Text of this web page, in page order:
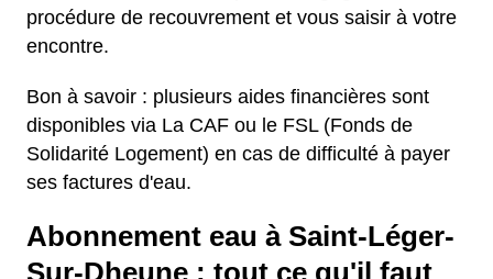
procédure de recouvrement et vous saisir à votre
encontre.
Bon à savoir : plusieurs aides financières sont
disponibles via La CAF ou le FSL (Fonds de
Solidarité Logement) en cas de difficulté à payer
ses factures d'eau.
Abonnement eau à Saint-Léger-
Sur-Dheune : tout ce qu'il faut